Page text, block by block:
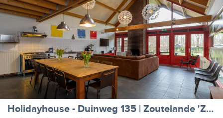
Holidayhouse - Duinweg 135 | Zoutelande 'Zonnevylle'